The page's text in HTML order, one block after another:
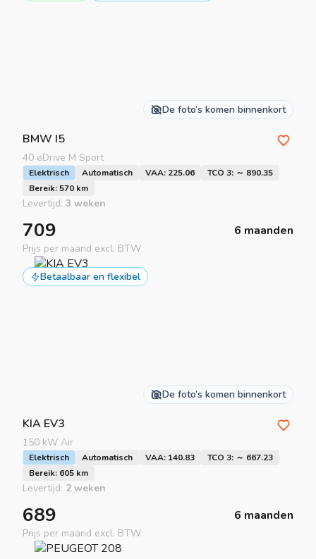
De foto’s komen binnenkort
BMW I5
40 eDrive M Sport
Elektrisch Automatisch VAA: 225.06
TCO 3: ～ 890.35
Bereik: 570 km
Levertijd: 3 weken
709 6 maanden
Prijs per maand excl. BTW
Betaalbaar en flexibel
De foto’s komen binnenkort
KIA EV3
150 kW Air
Elektrisch Automatisch VAA: 140.83
TCO 3: ～ 667.23
Bereik: 605 km
Levertijd: 2 weken
689 6 maanden
Prijs per maand excl. BTW